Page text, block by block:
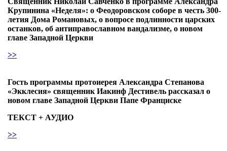
Крупинина «Неделя»: о Феодоровском соборе в честь 300-
летия Дома Романовых, о вопросе подлинности царских
останков, об антиправославном вандализме, о новом
главе Западной Церкви
>>
Гость программы протоиерея Александра Степанова
«Экклесия» священник Иакинф Дестивель рассказал о
новом главе Западной Церкви Папе Франциске
ТЕКСТ + АУДИО
>>